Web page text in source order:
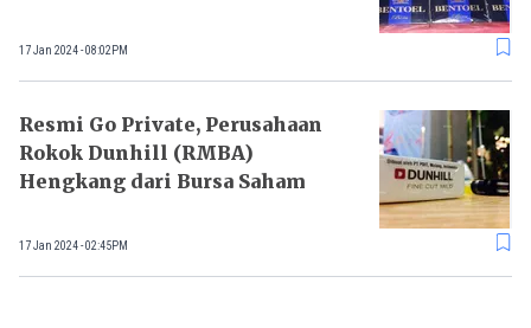
17 Jan 2024 - 08:02PM
Resmi Go Private, Perusahaan
Rokok Dunhill (RMBA)
Hengkang dari Bursa Saham
17 Jan 2024 - 02:45PM